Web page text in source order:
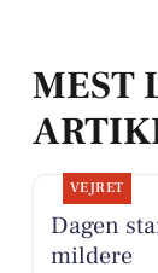
MEST
VEJRET
Dagen
mildere